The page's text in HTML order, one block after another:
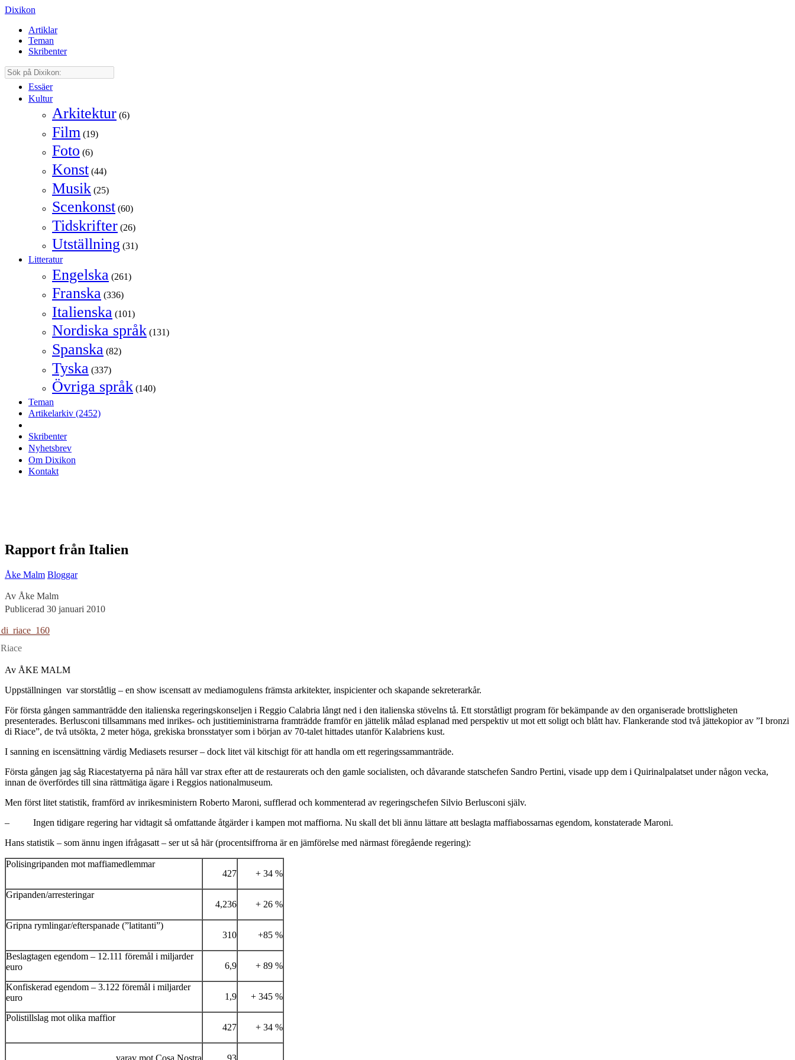
Dixikon
Artiklar
Teman
Skribenter
Essäer
Kultur
Arkitektur (6)
Film (19)
Foto (6)
Konst (44)
Musik (25)
Scenkonst (60)
Tidskrifter (26)
Utställning (31)
Litteratur
Engelska (261)
Franska (336)
Italienska (101)
Nordiska språk (131)
Spanska (82)
Tyska (337)
Övriga språk (140)
Teman
Artikelarkiv (2452)
Skribenter
Nyhetsbrev
Om Dixikon
Kontakt
Rapport från Italien
Åke Malm Bloggar
Av Åke Malm
Publicerad 30 januari 2010
Av ÅKE MALM
Uppställningen var storståtlig – en show iscensatt av mediamogulens främsta arkitekter, inspicienter och skapande sekreterarkår.
För första gången sammanträdde den italienska regeringskonseljen i Reggio Calabria långt ned i den italienska stövelns tå. Ett storståtligt program för bekämpande av den organiserade brottsligheten
presenterades. Berlusconi tillsammans med inrikes- och justitieministrarna framträdde framför en jättelik målad esplanad med perspektiv ut mot ett soligt och blått hav. Flankerande stod två jättekopior av ”I bronzi
di Riace”, de två utsökta, 2 meter höga, grekiska bronsstatyer som i början av 70-talet hittades utanför Kalabriens kust.
I sanning en iscensättning värdig Mediasets resurser – dock litet väl kitschigt för att handla om ett regeringssammanträde.
Första gången jag såg Riacestatyerna på nära håll var strax efter att de restaurerats och den gamle socialisten, och dåvarande statschefen Sandro Pertini, visade upp dem i Quirinalpalatset under någon vecka,
innan de överfördes till sina rättmätiga ägare i Reggios nationalmuseum.
Men först litet statistik, framförd av inrikesministern Roberto Maroni, sufflerad och kommenterad av regeringschefen Silvio Berlusconi själv.
– Ingen tidigare regering har vidtagit så omfattande åtgärder i kampen mot maffiorna. Nu skall det bli ännu lättare att beslagta maffiabossarnas egendom, konstaterade Maroni.
Hans statistik – som ännu ingen ifrågasatt – ser ut så här (procentsiffrorna är en jämförelse med närmast föregående regering):
Polisingripanden mot maffiamedlemmar
427
+ 34 %
Gripanden/arresteringar
4,236
+ 26 %
Gripna rymlingar/efterspanade (”latitanti”)
310
+85 %
Beslagtagen egendom – 12.111 föremål i miljarder
euro
6,9 + 89 %
Konfiskerad egendom – 3.122 föremål i miljarder
euro
1,9 + 345 %
Polistillslag mot olika maffior
427
+ 34 %
varav mot Cosa Nostra 93